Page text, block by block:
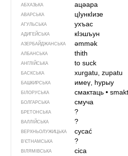
АБХАЗЬКА ацәара
АВАРСЬКА цIункIизе
АГУЛЬСЬКА ухъас
АДИГЕЙСЬКА кIэшъун
АЗЕРБАЙДЖАНСЬКА əmmək
АЛБАНСЬКА thith
АНГЛІЙСЬКА to suck
БАСКСЬКА xurgatu, zupatu
БАШКИРСЬКА имеү, һурыу
БІЛОРУСЬКА смактаць•
БОЛГАРСЬКА смуча
БРЕТОНСЬКА ?
ВАЛЛІЙСЬКА ?
ВЕРХНЬОЛУЖИЦЬКА cycać
В’ЄТНАМСЬКА ?
ВІЛЯМІВСЬКА cica